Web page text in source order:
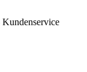
Kundenservice